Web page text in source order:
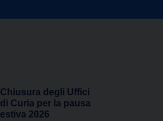
Chiusura degli Uffici
di Curia per la pausa
estiva 2026